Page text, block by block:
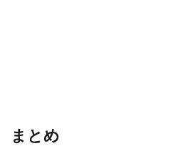
まとめ